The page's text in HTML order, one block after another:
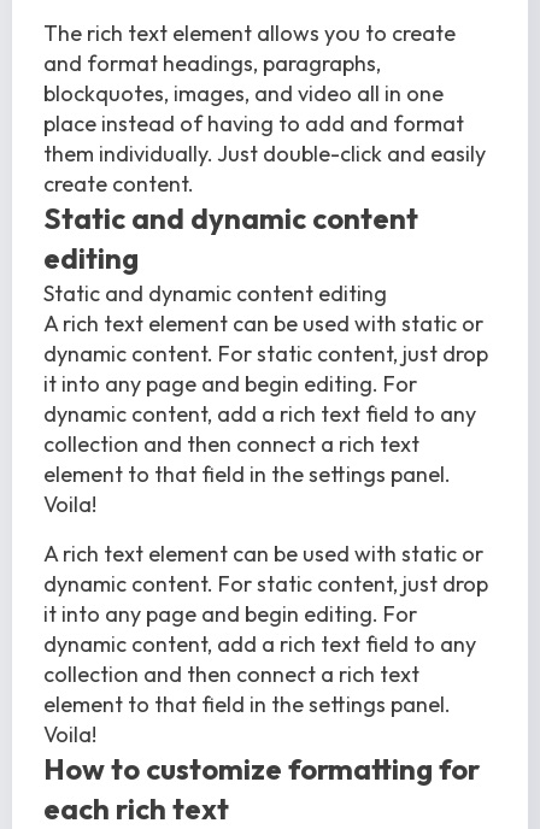
The rich text element allows you to create
and format headings, paragraphs,
blockquotes, images, and video all in one
place instead of having to add and format
them individually. Just double-click and easily
create content.
Static and dynamic content
editing
Static and dynamic content editing
A rich text element can be used with static or
dynamic content. For static content, just drop
it into any page and begin editing. For
dynamic content, add a rich text field to any
collection and then connect a rich text
element to that field in the settings panel.
Voila!
A rich text element can be used with static or
dynamic content. For static content, just drop
it into any page and begin editing. For
dynamic content, add a rich text field to any
collection and then connect a rich text
element to that field in the settings panel.
Voila!
How to customize formatting for
each rich text